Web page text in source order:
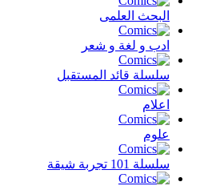
البحث العلمى
ادب و لغة و شعر
سلسلة قائد المستقبل
اعلام
علوم
سلسلة 101 تجربة شيقة